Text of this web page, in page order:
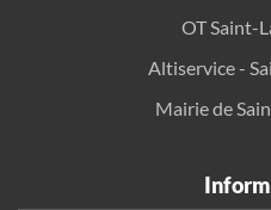
OT Saint-
Altiservice -
Mairie de